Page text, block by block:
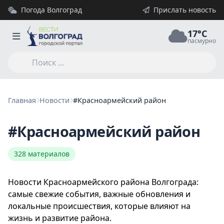
Погода Волгоград Прислать новость
17°C
пасмурно
Главная Новости #Красноармейский район
#Красноармейский район
328 материалов
Новости Красноармейского района Волгограда:
самые свежие события, важные обновления и
локальные происшествия, которые влияют на
жизнь и развитие района.